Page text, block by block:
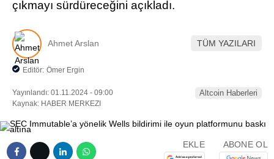
çıkmayı sürdüreceğini açıkladı.
Ahmet Arslan TÜM YAZILARI
Editör: Ömer Ergin
Yayınlandı: 01.11.2024 - 09:00
Kaynak: HABER MERKEZI
Altcoin Haberleri
EKLE ABONE OL